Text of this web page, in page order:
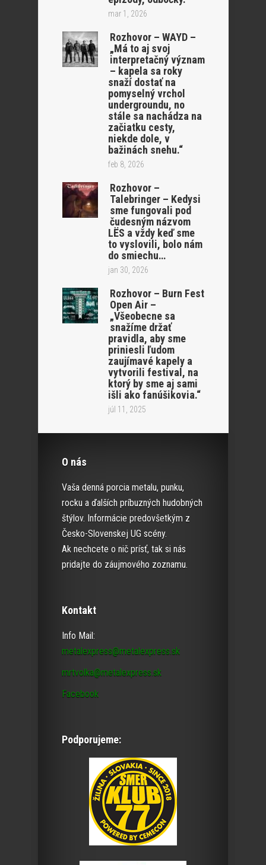
mar 1, 2026
Rozhovor – WAYD –
„Má to aj svoj
interpretačný význam
– kapela sa roky
snaží dostať na
pomyselný vrchol
undergroundu, no
stále sa nachádza na
začiatku cesty,
niekde dole, v
bažinách snehu.“
feb 8, 2026
Rozhovor –
Talebringer – Kedysi
sme fungovali pod
čudesným názvom
LËS a vždy keď sme
to vyslovili, bolo nám
do smiechu…
jan 30, 2026
Rozhovor – Burn Fest
Open Air –
„Všeobecne sa
snažíme držať
pravidla, aby sme
priniesli ľudom
zaujímavé kapely a
vytvorili festival, na
ktorý by sme aj sami
išli ako fanúšikovia.“
júl 11, 2025
O nás
Vaša denná porcia metalu, punku,
rocku a ďalších príbuzných hudobných
štýlov. Informácie predovšetkým z
Česko-Slovenskej UG scény.
Ak nechcete o nič prísť, tak si nás
pridajte do záujmového zoznamu.
Kontakt
Info Mail:
metalexpress@metalexpress.sk
mrtvolka@metalexpress.sk
Facebook
Podporujeme: